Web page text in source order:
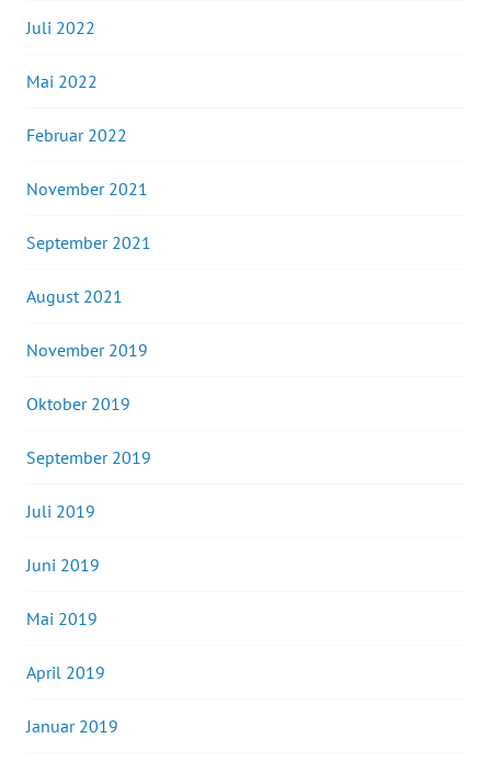
Juli 2022
Mai 2022
Februar 2022
November 2021
September 2021
August 2021
November 2019
Oktober 2019
September 2019
Juli 2019
Juni 2019
Mai 2019
April 2019
Januar 2019